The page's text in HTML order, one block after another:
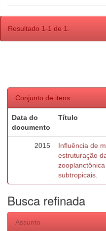
Resultado 1-1 de 1.
Conjunto de itens:
Data do
documento
Título
2015
Influência de
estruturação
subtropicais.
Busca refinada
Assunto